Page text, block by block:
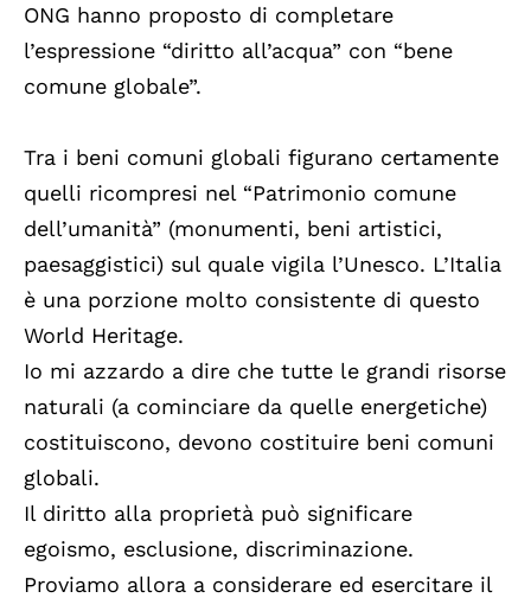
ONG hanno proposto di completare
l’espressione “diritto all’acqua” con “bene
comune globale”.
Tra i beni comuni globali figurano certamente
quelli ricompresi nel “Patrimonio comune
dell’umanità” (monumenti, beni artistici,
paesaggistici) sul quale vigila l’Unesco. L’Italia
è una porzione molto consistente di questo
World Heritage.
Io mi azzardo a dire che tutte le grandi risorse
naturali (a cominciare da quelle energetiche)
costituiscono, devono costituire beni comuni
globali.
Il diritto alla proprietà può significare
egoismo, esclusione, discriminazione.
Proviamo allora a considerare ed esercitare il